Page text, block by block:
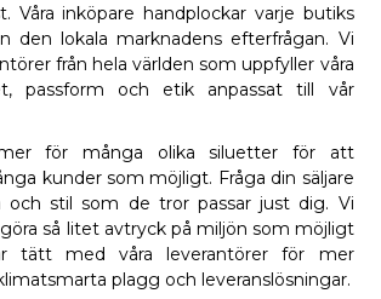
Våra inköpare handplockar varje butiks
den lokala marknadens efterfrågan. Vi
från hela världen som uppfyller våra
passform och etik anpassat till vår
för många olika siluetter för att
kunder som möjligt. Fråga din säljare
och stil som de tror passar just dig. Vi
så litet avtryck på miljön som möjligt
tätt med våra leverantörer för mer
plagg och leveranslösningar.